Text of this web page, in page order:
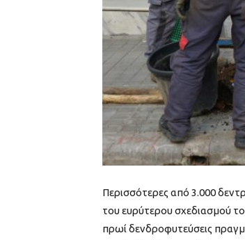
Περισσότερες από 3.000
του ευρύτερου σχεδιασμού
πρωί δενδροφυτεύσεις